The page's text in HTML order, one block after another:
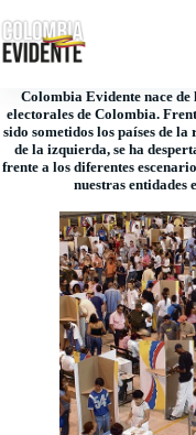
Colombia Evidente nace de
electorales de Colombia.
sido sometidos los países de
de la izquierda, se ha
frente a los diferentes
nuestras entidades